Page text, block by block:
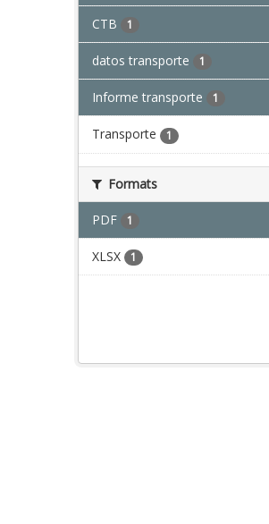
CTB 1
datos transporte 1
Informe transporte 1
Transporte 1
Formats
PDF 1
XLSX 1